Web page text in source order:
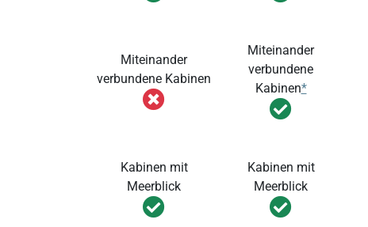
Miteinander
verbundene Kabinen
Miteinander
verbundene
Kabinen*
Kabinen mit
Meerblick
Kabinen mit
Meerblick